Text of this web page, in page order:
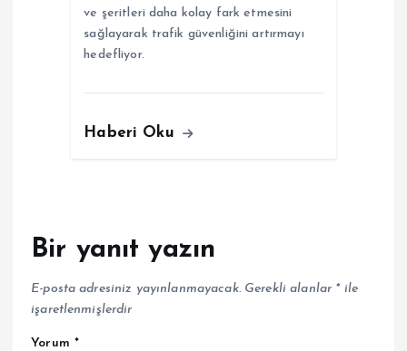
ve şeritleri daha kolay fark etmesini
sağlayarak trafik güvenliğini artırmayı
hedefliyor.
Haberi Oku
Bir yanıt yazın
E-posta adresiniz yayınlanmayacak. Gerekli alanlar *ile
işaretlenmişlerdir
Yorum *